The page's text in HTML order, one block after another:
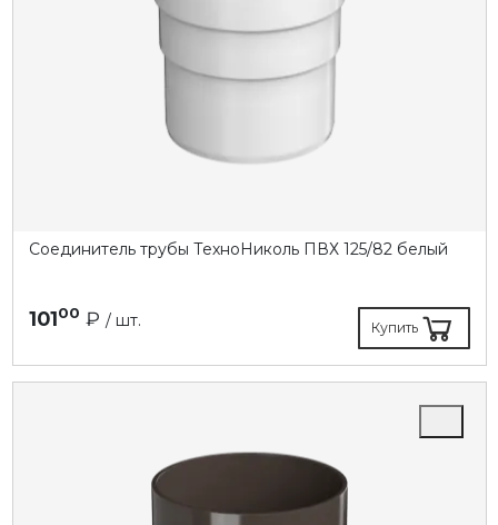
Соединитель трубы ТехноНиколь ПВХ 125/82 белый
10100 ₽ / шт. Купить